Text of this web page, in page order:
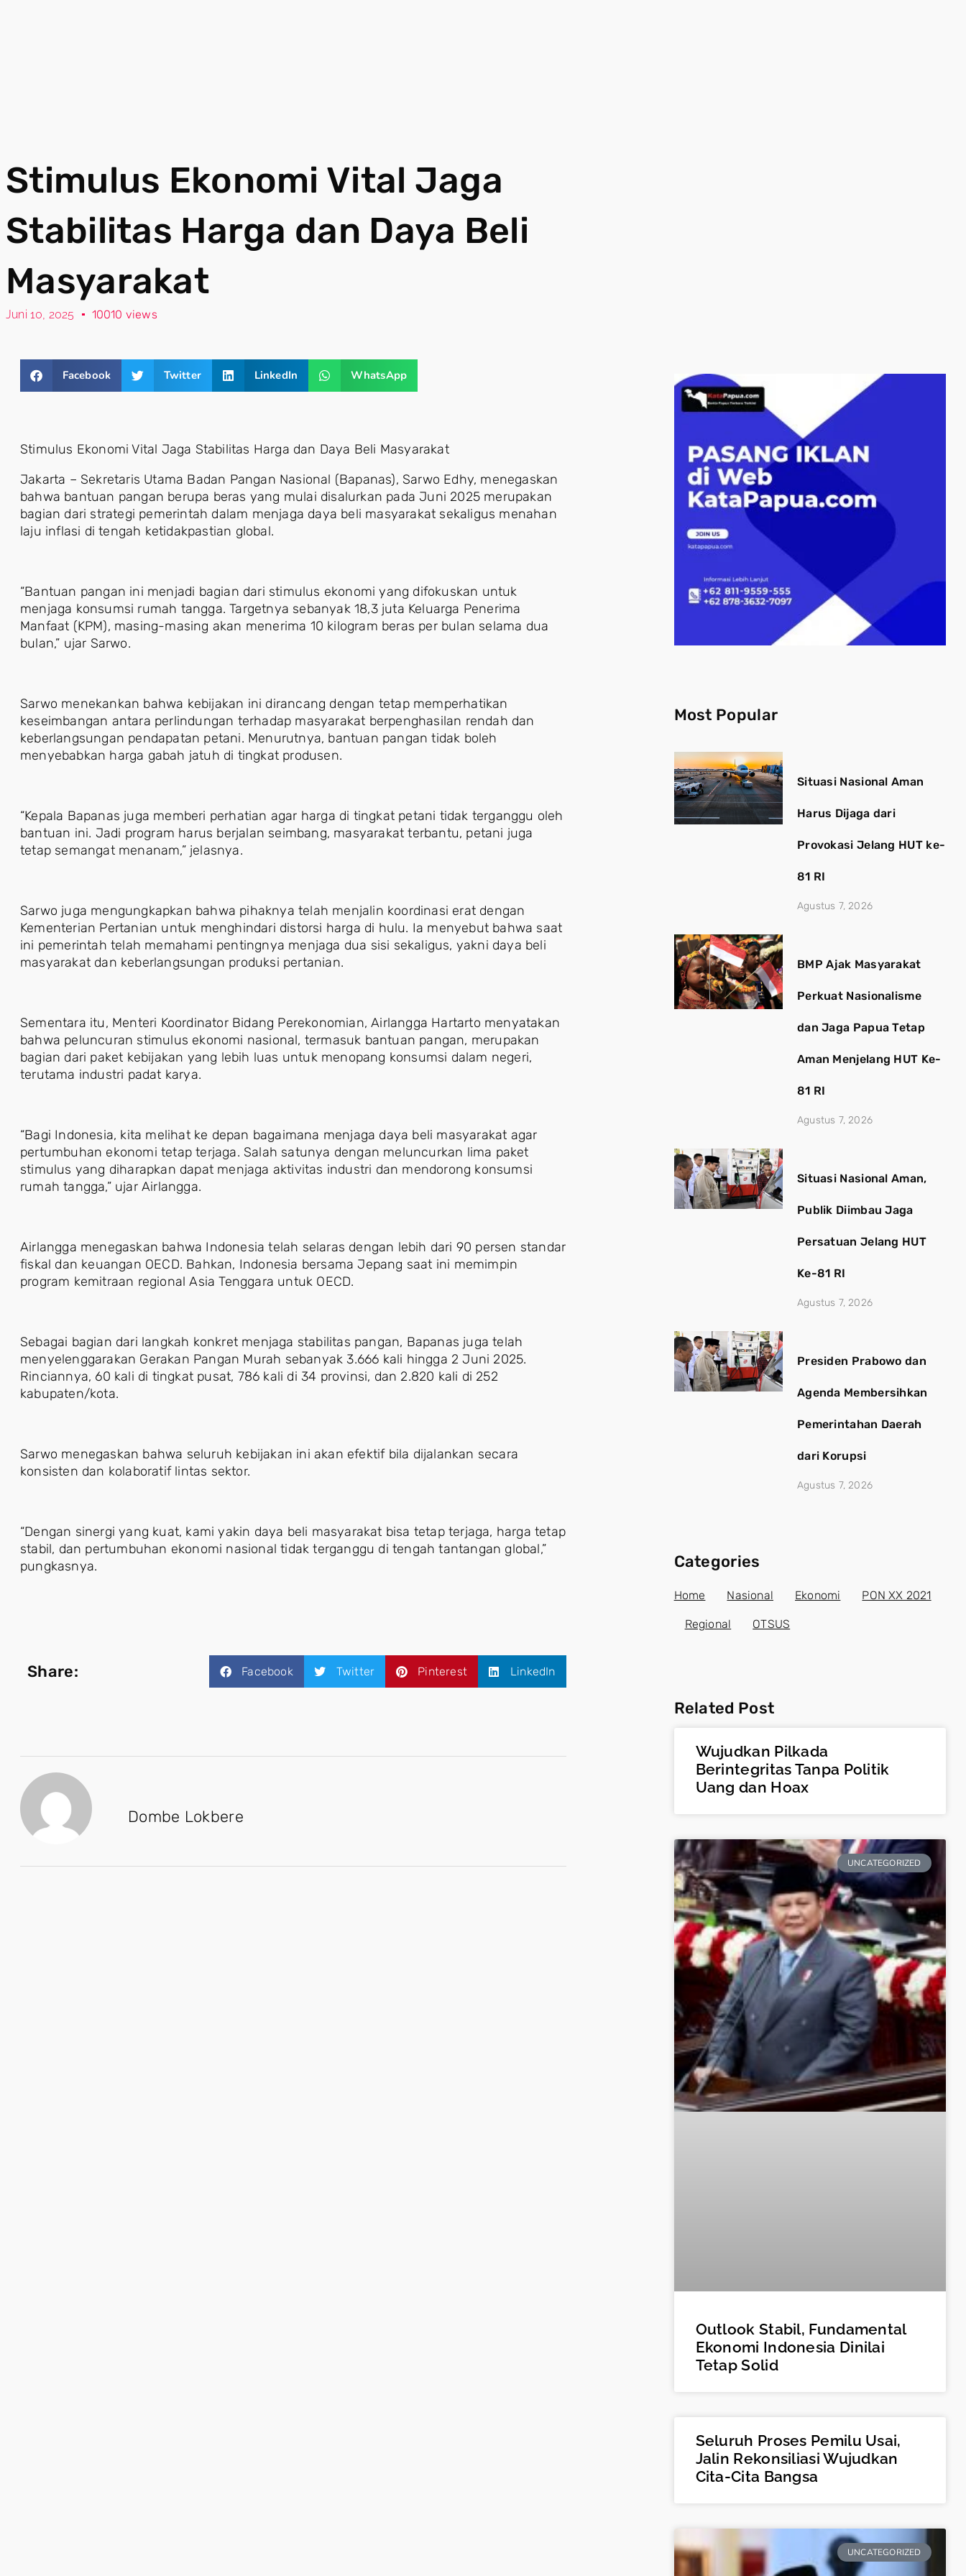
Stimulus Ekonomi Vital Jaga
Stabilitas Harga dan Daya Beli
Masyarakat
Juni 10, 2025 10010 views
Facebook Twitter LinkedIn WhatsApp
Stimulus Ekonomi Vital Jaga Stabilitas Harga dan Daya Beli Masyarakat
Jakarta – Sekretaris Utama Badan Pangan Nasional (Bapanas), Sarwo Edhy, menegaskan
bahwa bantuan pangan berupa beras yang mulai disalurkan pada Juni 2025 merupakan
bagian dari strategi pemerintah dalam menjaga daya beli masyarakat sekaligus menahan
laju inflasi di tengah ketidakpastian global.
“Bantuan pangan ini menjadi bagian dari stimulus ekonomi yang difokuskan untuk
menjaga konsumsi rumah tangga. Targetnya sebanyak 18,3 juta Keluarga Penerima
Manfaat (KPM), masing-masing akan menerima 10 kilogram beras per bulan selama dua
bulan,” ujar Sarwo.
Sarwo menekankan bahwa kebijakan ini dirancang dengan tetap memperhatikan
keseimbangan antara perlindungan terhadap masyarakat berpenghasilan rendah dan
keberlangsungan pendapatan petani. Menurutnya, bantuan pangan tidak boleh
menyebabkan harga gabah jatuh di tingkat produsen.
“Kepala Bapanas juga memberi perhatian agar harga di tingkat petani tidak terganggu oleh
bantuan ini. Jadi program harus berjalan seimbang, masyarakat terbantu, petani juga
tetap semangat menanam,” jelasnya.
Sarwo juga mengungkapkan bahwa pihaknya telah menjalin koordinasi erat dengan
Kementerian Pertanian untuk menghindari distorsi harga di hulu. Ia menyebut bahwa saat
ini pemerintah telah memahami pentingnya menjaga dua sisi sekaligus, yakni daya beli
masyarakat dan keberlangsungan produksi pertanian.
Sementara itu, Menteri Koordinator Bidang Perekonomian, Airlangga Hartarto menyatakan
bahwa peluncuran stimulus ekonomi nasional, termasuk bantuan pangan, merupakan
bagian dari paket kebijakan yang lebih luas untuk menopang konsumsi dalam negeri,
terutama industri padat karya.
“Bagi Indonesia, kita melihat ke depan bagaimana menjaga daya beli masyarakat agar
pertumbuhan ekonomi tetap terjaga. Salah satunya dengan meluncurkan lima paket
stimulus yang diharapkan dapat menjaga aktivitas industri dan mendorong konsumsi
rumah tangga,” ujar Airlangga.
Airlangga menegaskan bahwa Indonesia telah selaras dengan lebih dari 90 persen standar
fiskal dan keuangan OECD. Bahkan, Indonesia bersama Jepang saat ini memimpin
program kemitraan regional Asia Tenggara untuk OECD.
Sebagai bagian dari langkah konkret menjaga stabilitas pangan, Bapanas juga telah
menyelenggarakan Gerakan Pangan Murah sebanyak 3.666 kali hingga 2 Juni 2025.
Rinciannya, 60 kali di tingkat pusat, 786 kali di 34 provinsi, dan 2.820 kali di 252
kabupaten/kota.
Sarwo menegaskan bahwa seluruh kebijakan ini akan efektif bila dijalankan secara
konsisten dan kolaboratif lintas sektor.
“Dengan sinergi yang kuat, kami yakin daya beli masyarakat bisa tetap terjaga, harga tetap
stabil, dan pertumbuhan ekonomi nasional tidak terganggu di tengah tantangan global,”
pungkasnya.
Share: Facebook Twitter Pinterest LinkedIn
Dombe Lokbere
Most Popular
Situasi Nasional Aman
Harus Dijaga dari
Provokasi Jelang HUT ke-
81 RI
Agustus 7, 2026
BMP Ajak Masyarakat
Perkuat Nasionalisme
dan Jaga Papua Tetap
Aman Menjelang HUT Ke-
81 RI
Agustus 7, 2026
Situasi Nasional Aman,
Publik Diimbau Jaga
Persatuan Jelang HUT
Ke-81 RI
Agustus 7, 2026
Presiden Prabowo dan
Agenda Membersihkan
Pemerintahan Daerah
dari Korupsi
Agustus 7, 2026
Categories
Home Nasional Ekonomi PON XX 2021
Regional OTSUS
Related Post
Wujudkan Pilkada
Berintegritas Tanpa Politik
Uang dan Hoax
UNCATEGORIZED
Outlook Stabil, Fundamental
Ekonomi Indonesia Dinilai
Tetap Solid
Seluruh Proses Pemilu Usai,
Jalin Rekonsiliasi Wujudkan
Cita-Cita Bangsa
UNCATEGORIZED